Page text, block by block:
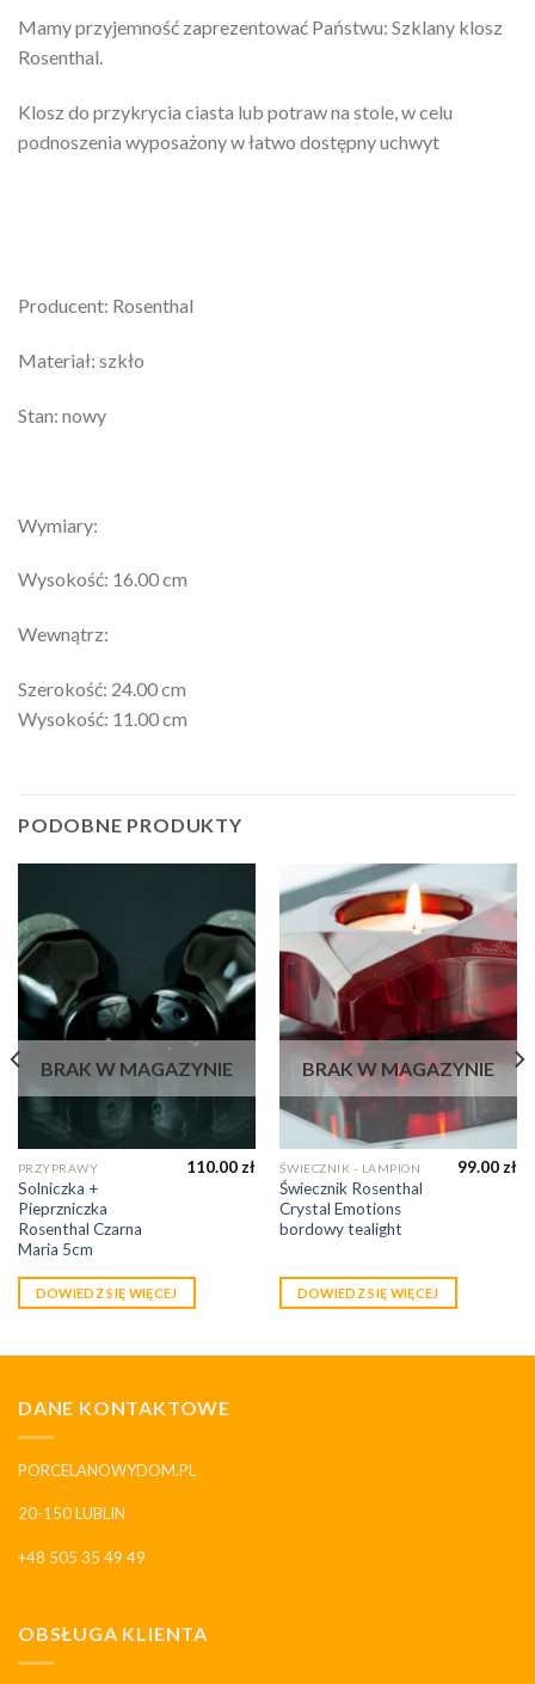
Mamy przyjemność zaprezentować Państwu: Szklany klosz
Rosenthal.
Klosz do przykrycia ciasta lub potraw na stole, w celu
podnoszenia wyposażony w łatwo dostępny uchwyt
Producent: Rosenthal
Materiał: szkło
Stan: nowy
Wymiary:
Wysokość: 16.00 cm
Wewnątrz:
Szerokość: 24.00 cm
Wysokość: 11.00 cm
PODOBNE PRODUKTY
BRAK W MAGAZYNIE
PRZYPRAWY
Solniczka +
Pieprzniczka
Rosenthal Czarna
Maria 5cm
110.00zł
DOWIEDZ SIĘ WIĘCEJ
BRAK W MAGAZYNIE
ŚWIECZNIK - LAMPION
Świecznik Rosenthal
Crystal Emotions
bordowy tealight
99.00zł
DOWIEDZ SIĘ WIĘCEJ
DANE KONTAKTOWE
PORCELANOWYDOM.PL
20-150 LUBLIN
+48 505 35 49 49
OBSŁUGA KLIENTA